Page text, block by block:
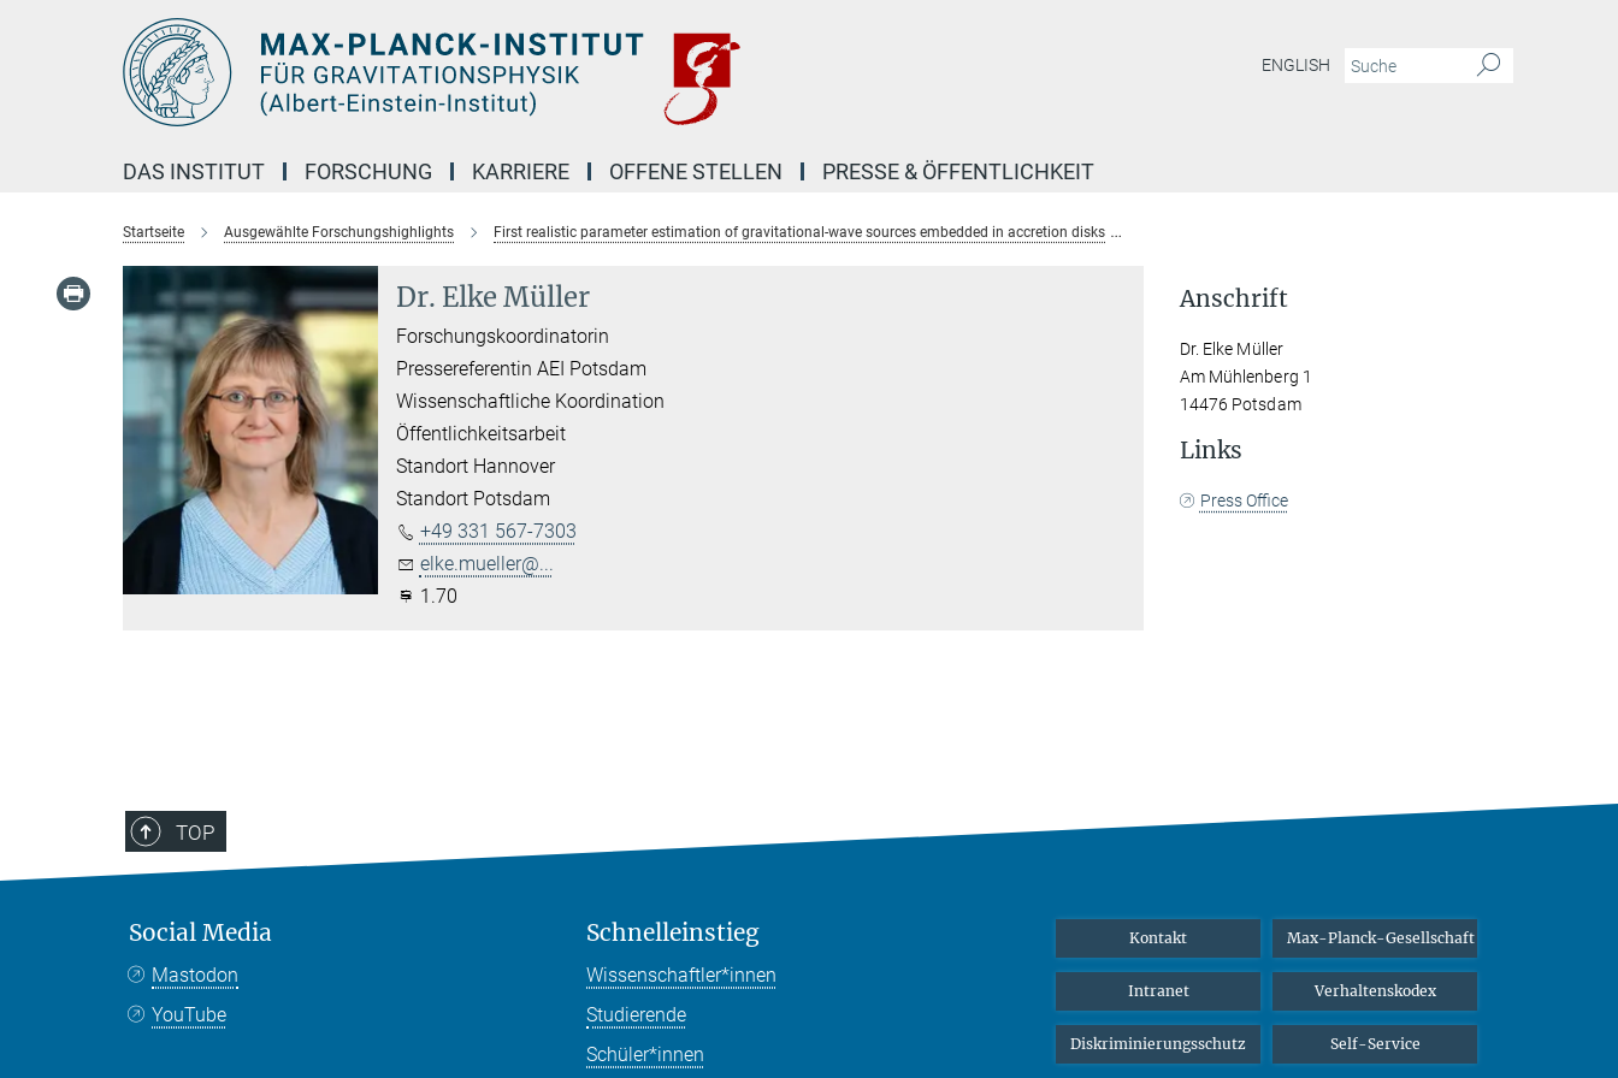
ENGLISH
DAS INSTITUT FORSCHUNG KARRIERE OFFENE STELLEN PRESSE & ÖFFENTLICHKEIT
Startseite Ausgewählte Forschungshighlights First realistic parameter estimation of gravitational-wave sources embedded in accretion disks
Dr. Elke Müller
Forschungskoordinatorin
Pressereferentin AEI Potsdam
Wissenschaftliche Koordination
Öffentlichkeitsarbeit
Standort Hannover
Standort Potsdam
+49 331 567-7303
elke.mueller@...
1.70
Anschrift
Dr. Elke Müller
Am Mühlenberg 1
14476 Potsdam
Links
Press Office
TOP
Social Media
Mastodon
YouTube
Schnelleinstieg
Wissenschaftler*innen
Studierende
Schüler*innen
Kontakt Max-Planck-Gesellschaft
Intranet Verhaltenskodex
Diskriminierungsschutz Self-Service